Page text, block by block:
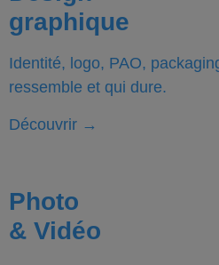
graphique
Identité, logo, PAO,
ressemble et qui dure.
Découvrir →
Photo
& Vidéo